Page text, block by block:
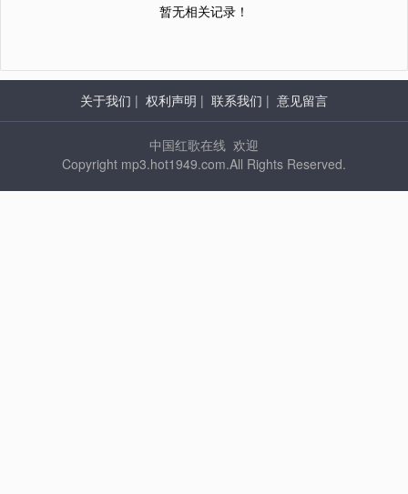
暂无相关记录！
关于我们 | 权利声明 | 联系我们 | 意见留言
中国红歌在线 欢迎
Copyright mp3.hot1949.com.All Rights Reserved.